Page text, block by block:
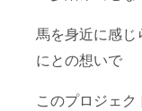
馬を身近に感じ
にとの想いで
このプロジェク